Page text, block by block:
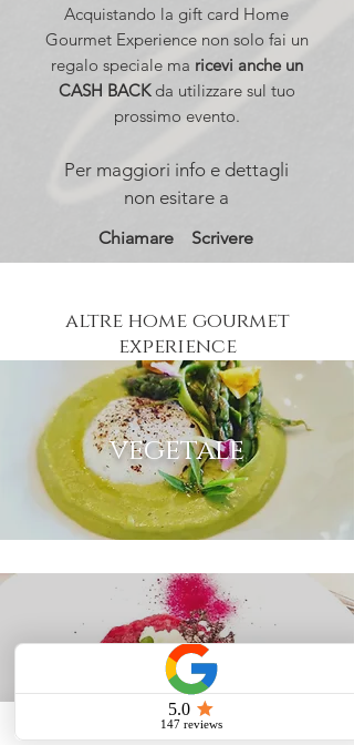
Acquistando la gift card Home
Gourmet Experience non solo fai un
regalo speciale ma ricevi anche un
CASH BACKda utilizzare sul tuo
prossimo evento.
Per maggiori info e dettagli
non esitare a
Chiamare Scrivere
altre home gourmet
experience
vegetale
carne